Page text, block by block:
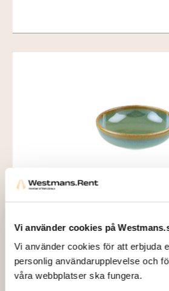
Vi använder cookies på
Vi använder cookies för att erbjuda
personlig användarupplevelse och
våra webbplatser ska fungera.
10,00kr
Lägg till i varukorg